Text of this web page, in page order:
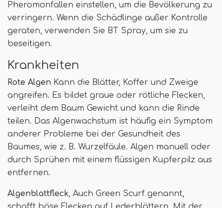
Pheromonfallen einstellen, um die Bevölkerung zu
verringern. Wenn die Schädlinge außer Kontrolle
geraten, verwenden Sie BT Spray, um sie zu
beseitigen.
Krankheiten
Rote Algen Kann die Blätter, Koffer und Zweige
angreifen. Es bildet graue oder rötliche Flecken,
verleiht dem Baum Gewicht und kann die Rinde
teilen. Das Algenwachstum ist häufig ein Symptom
anderer Probleme bei der Gesundheit des
Baumes, wie z. B. Wurzelfäule. Algen manuell oder
durch Sprühen mit einem flüssigen Kupferpilz aus
entfernen.
Algenblattfleck, Auch Green Scurf genannt,